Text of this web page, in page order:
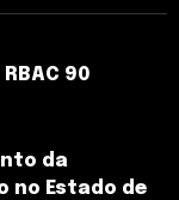
90
da
no Estado de